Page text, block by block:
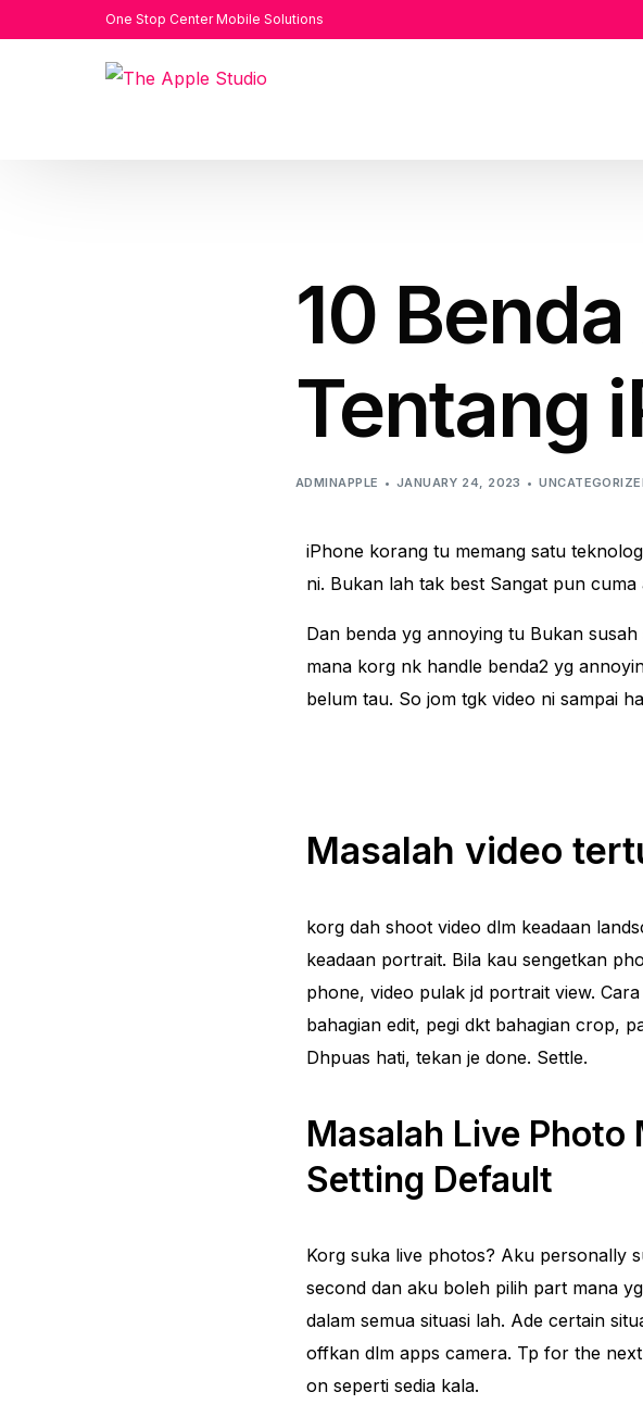
One Stop Center Mobile Solutions
10
Tentang
ADMINAPPLE JANUARY 24, 2023
iPhone korang tu memang satu
ni. Bukan lah tak best Sangat pun cuma
Dan benda yg annoying tu Bukan
mana korg nk handle benda2 yg
belum tau. So jom tgk video ni sampai
Masalah video
korg dah shoot video dlm keadaan
keadaan portrait. Bila kau sengetkan
phone, video pulak jd portrait view.
bahagian edit, pegi dkt bahagian crop,
Dhpuas hati, tekan je done. Settle.
Masalah Live Photo
Setting Default
Korg suka live photos? Aku personally
second dan aku boleh pilih part mana
dalam semua situasi lah. Ade certain
offkan dlm apps camera. Tp for the
on seperti sedia kala.